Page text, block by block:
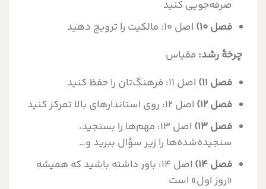
صرفه‌جویی کنید
فصل ۱۰)
اصل ۱۰: مالکیت را ترویج دهید
چرخۀ رشد: مقیاس
فصل ۱۱)
اصل ۱۱: فرهنگ‌تان را حفظ کنید
فصل ۱۲)
اصل ۱۲: روی استاندارهای بالا تمرکز کنید
فصل ۱۳)
اصل ۱۳: مهم‌ها را بسنجید،
سنجیده‌شده‌ها را زیر سؤال ببرید و
فصل ۱۴)
اصل ۱۴: باور داشته باشید که همیشه
«روز اول» است